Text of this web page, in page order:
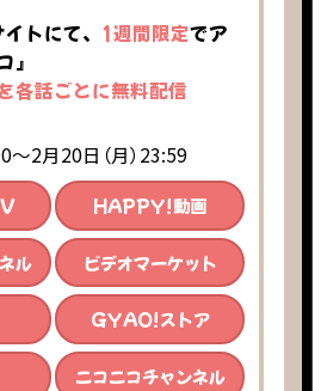
トにて、 1週間限定でア
』
各話ごとに無料配信
～2月20日（月）23:59
HAPPY!動画
ル ビデオマーケット
GYAO!ストア
ニコニコチャンネル